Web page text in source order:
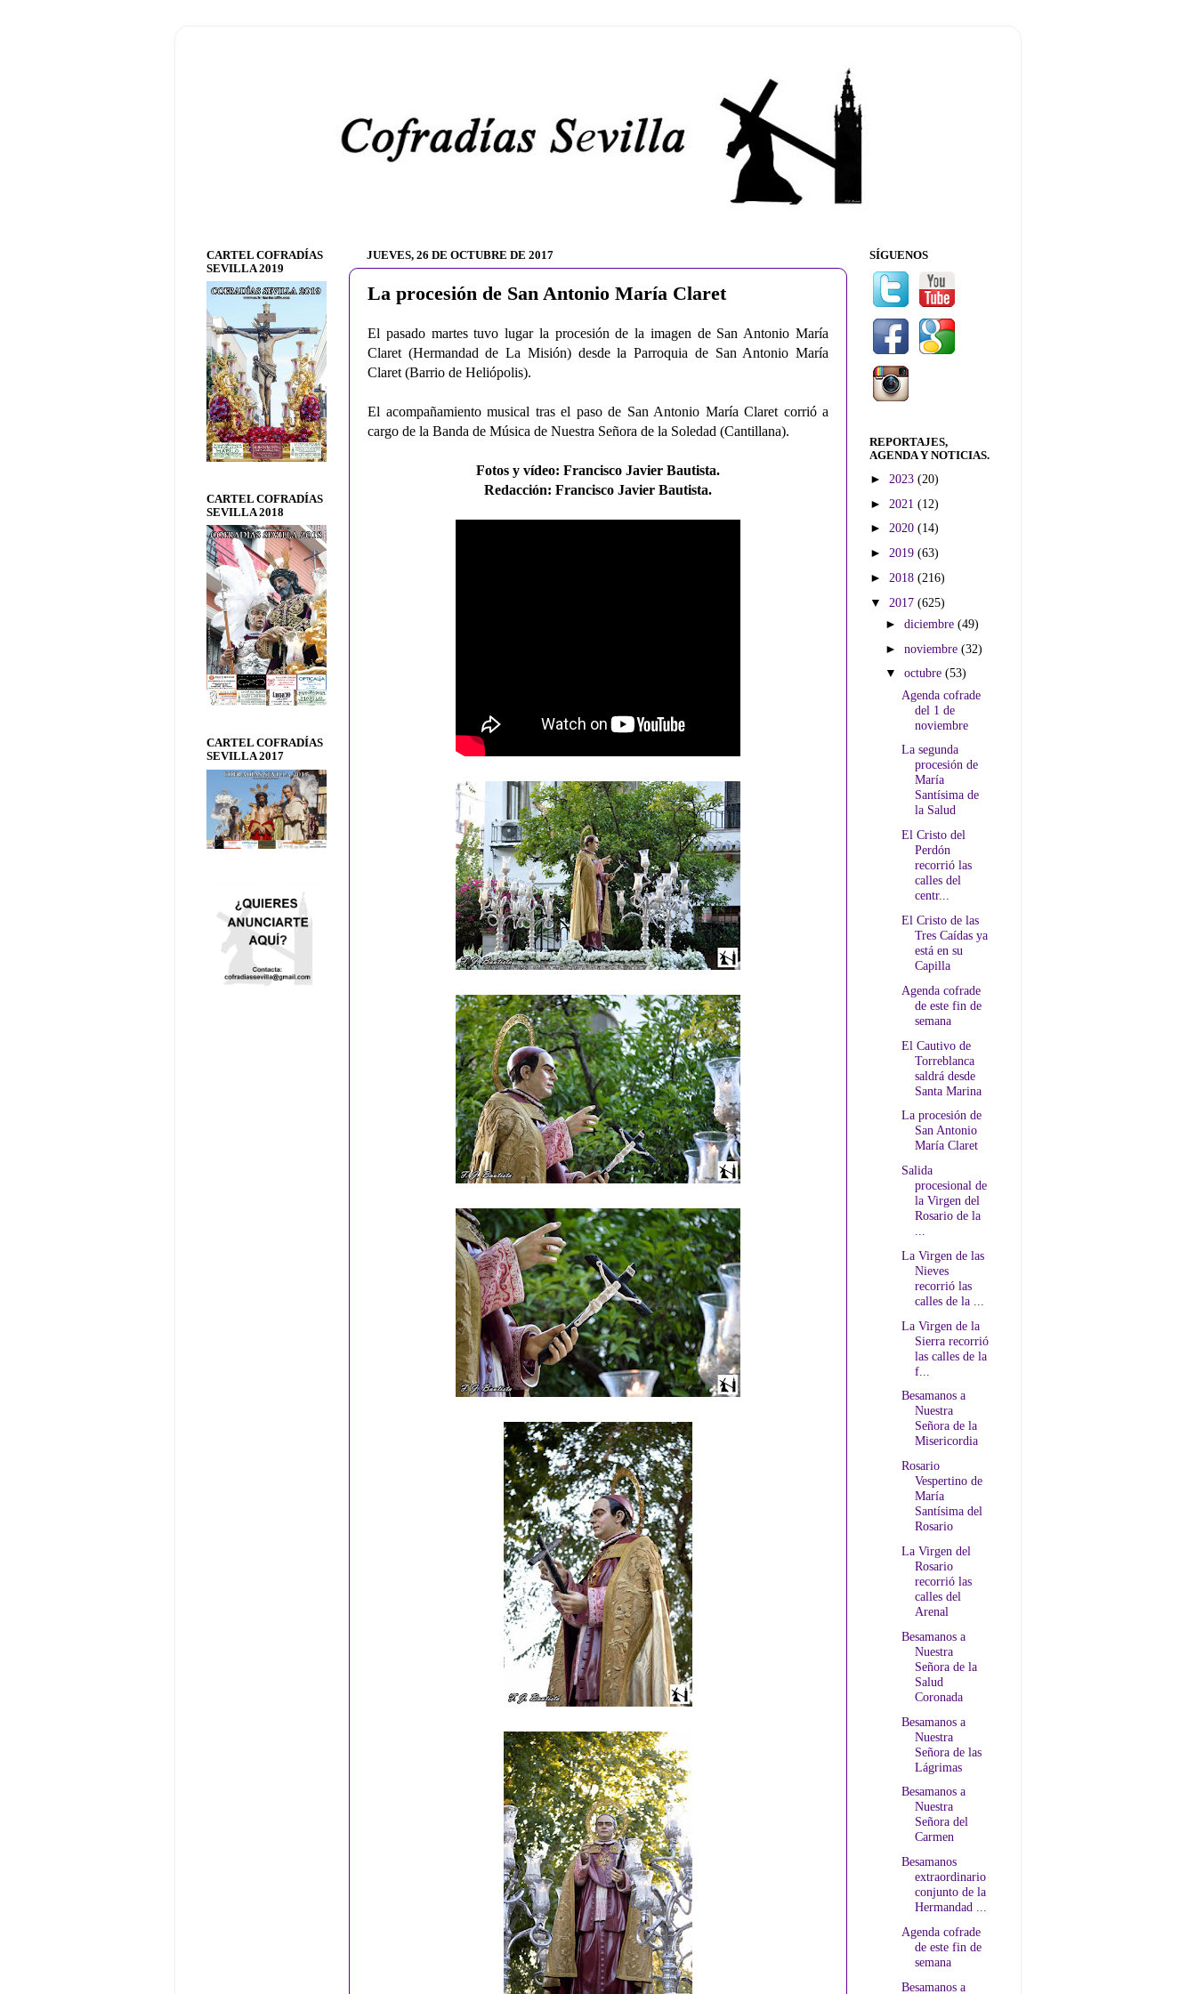
JUEVES, 26 DE OCTUBRE DE 2017
La procesión de San Antonio María Claret
El pasado martes tuvo lugar la procesión de la imagen de San Antonio María
Claret (Hermandad de La Misión) desde la Parroquia de San Antonio María
Claret (Barrio de Heliópolis).
El acompañamiento musical tras el paso de San Antonio María Claret corrió a
cargo de la Banda de Música de Nuestra Señora de la Soledad (Cantillana).
Fotos y vídeo: Francisco Javier Bautista.
Redacción: Francisco Javier Bautista.
CARTEL COFRADÍAS
SEVILLA 2019
CARTEL COFRADÍAS
SEVILLA 2018
CARTEL COFRADÍAS
SEVILLA 2017
SÍGUENOS
REPORTAJES,
AGENDA Y NOTICIAS.
► 2023 (20)
► 2021 (12)
► 2020 (14)
► 2019 (63)
► 2018 (216)
▼ 2017 (625)
►diciembre(49)
►noviembre(32)
▼octubre(53)
Agenda cofrade
del 1 de
noviembre
La segunda
procesión de
María
Santísima de
la Salud
El Cristo del
Perdón
recorrió las
calles del
centr...
El Cristo de las
Tres Caídas ya
está en su
Capilla
Agenda cofrade
de este fin de
semana
El Cautivo de
Torreblanca
saldrá desde
Santa Marina
La procesión de
San Antonio
María Claret
Salida
procesional de
la Virgen del
Rosario de la
La Virgen de las
Nieves
recorrió las
calles de la ...
La Virgen de la
Sierra recorrió
las calles de la
f...
Besamanos a
Nuestra
Señora de la
Misericordia
Rosario
Vespertino de
María
Santísima del
Rosario
La Virgen del
Rosario
recorrió las
calles del
Arenal
Besamanos a
Nuestra
Señora de la
Salud
Coronada
Besamanos a
Nuestra
Señora de las
Lágrimas
Besamanos a
Nuestra
Señora del
Carmen
Besamanos
extraordinario
conjunto de la
Hermandad ...
Agenda cofrade
de este fin de
semana
Besamanos a